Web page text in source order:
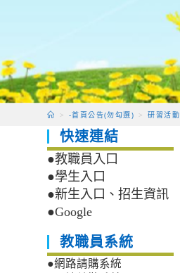
> -首頁公告(勿勾選) > 研習活動
快速連結
●教職員入口
●學生入口
●新生入口、招生資訊
●Google
教職員系統
●網路請購系統